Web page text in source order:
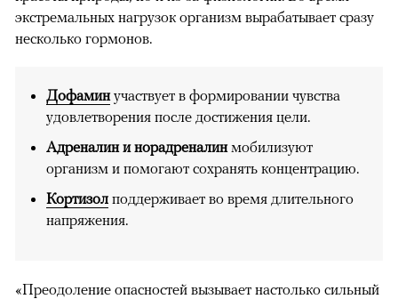
экстремальных нагрузок организм вырабатывает сразу
несколько гормонов.
Дофаминучаствует в формировании чувства
удовлетворения после достижения цели.
Адреналин и норадреналинмобилизуют
организм и помогают сохранять концентрацию.
Кортизол поддерживает во время длительного
напряжения.
«Преодоление опасностей вызывает настолько сильный